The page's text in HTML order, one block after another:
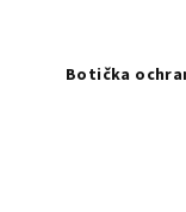
Botička